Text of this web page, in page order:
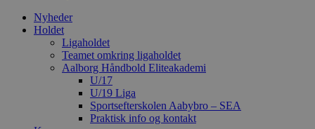
Nyheder
Holdet
Ligaholdet
Teamet omkring ligaholdet
Aalborg Håndbold Eliteakademi
U/17
U/19 Liga
Sportsefterskolen Aabybro – SEA
Praktisk info og kontakt